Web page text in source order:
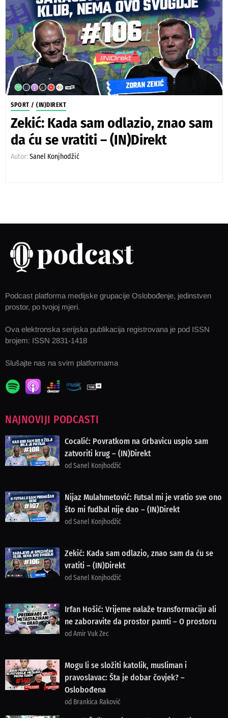
SPORT / (IN)DIREKT
Zekić: Kada sam odlazio, znao sam
da ću se vratiti – (IN)Direkt
Autor: Sanel Konjhodžić
Podcast platforma medijske grupacije Oslobođenje, jedinstven
prostor, po tvojoj mjeri.
Ova elektronska serijska publikacija registrovana je pod ISSN
brojem: ISSN 2831-1418
Slušajte nas na svim platformama
NAJNOVIJI PODCASTI
Cocalić: Povratkom na Grbavicu uspio sam
zatvoriti krug – (IN)Direkt
od Sanel Konjhodžić
Nijaz Mulahmetović: Futsal mi je vratio sve ono
što mi fudbal nije dao – (IN)Direkt
od Sanel Konjhodžić
Zekić: Kada sam odlazio, znao sam da ću se
vratiti – (IN)Direkt
od Sanel Konjhodžić
Irfan Hošić: Vrijeme nalaže transformaciju ali
ne zaboravite da prostor pamti – O prostoru
od Amir Vuk Zec
Mogu li se složiti katolik, musliman i
pravoslavac: Šta je dobar čovjek? –
Oslobođena
od Brankica Raković